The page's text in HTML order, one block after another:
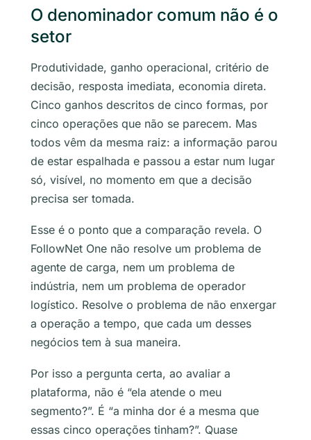
O denominador comum não é o
setor
Produtividade, ganho operacional, critério de
decisão, resposta imediata, economia direta.
Cinco ganhos descritos de cinco formas, por
cinco operações que não se parecem. Mas
todos vêm da mesma raiz: a informação parou
de estar espalhada e passou a estar num lugar
só, visível, no momento em que a decisão
precisa ser tomada.
Esse é o ponto que a comparação revela. O
FollowNet One não resolve um problema de
agente de carga, nem um problema de
indústria, nem um problema de operador
logístico. Resolve o problema de não enxergar
a operação a tempo, que cada um desses
negócios tem à sua maneira.
Por isso a pergunta certa, ao avaliar a
plataforma, não é “ela atende o meu
segmento?”. É “a minha dor é a mesma que
essas cinco operações tinham?”. Quase